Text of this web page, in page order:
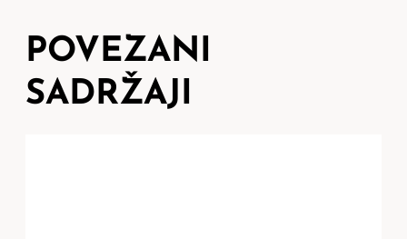
POVEZANI
SADRŽAJI